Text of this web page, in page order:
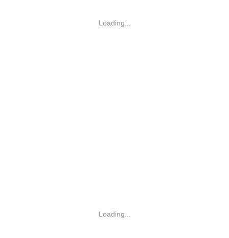
Loading...
Loading...